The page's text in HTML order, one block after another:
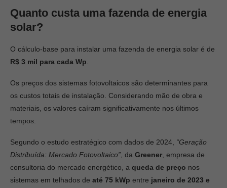
Quanto custa uma fazenda de energia
solar?
O cálculo-base para instalar uma fazenda de energia solar é de
R$ 3 mil para cada Wp
Os preços dos sistemas fotovoltaicos são determinantes para
os custos totais de instalação. Considerando mão de obra e
materiais, os valores caíram significativamente nos últimos
tempos.
Segundo o estudo estratégico com dados de 2024, “Geração
Distribuída: Mercado Fotovoltaico” , da Greener , empresa de
consultoria do mercado energético, a queda de preço nos
sistemas em telhados de até 75 kWp entre janeiro de 2023 e